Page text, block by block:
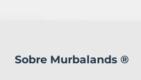
Sobre Murbalands ®